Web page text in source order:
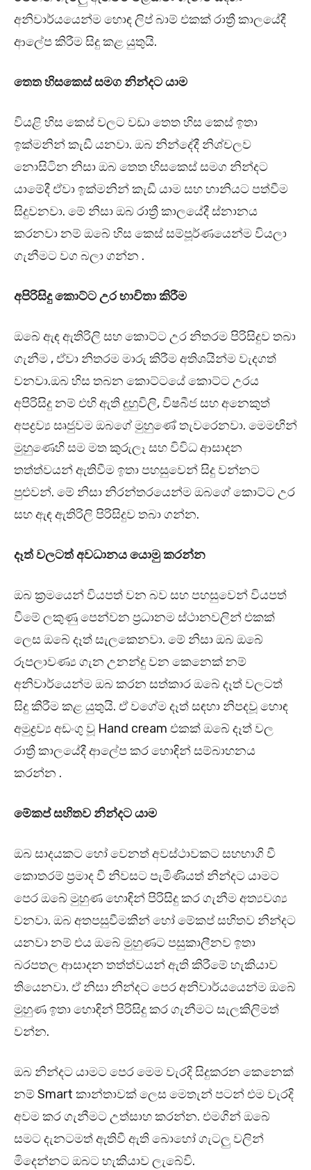
අනිවාර්යයෙන්ම හොඳ ලිප් බාම් එකක් රාත්‍රී කාලයේදී
ආලේප කිරීම සිදු කළ යුතුයි.
තෙත හිසකෙස් සමග නින්දට යාම
වියළි හිස කෙස් වලට වඩා තෙත හිස කෙස් ඉතා
ඉක්මනින් කැඩී යනවා. ඔබ නින්දේදී නිශ්චලව
නොසිටින නිසා ඔබ තෙත හිසකෙස් සමග නින්දට
යාමේදී ඒවා ඉක්මනින් කැඩී යාම සහ හානියට පත්වීම
සිදුවනවා. මේ නිසා ඔබ රාත්‍රී කාලයේදී ස්නානය
කරනවා නම් ඔබේ හිස කෙස් සම්පූර්ණයෙන්ම වියලා
ගැනීමට වග බලා ගන්න .
අපිරිසිදු කොට්ට උර භාවිතා කිරීම
ඔබේ ඇඳ ඇතිරිලි සහ කොට්ට උර නිතරම පිරිසිදුව තබා
ගැනීම , ඒවා නිතරම මාරු කිරීම අතිශයින්ම වැදගත්
වනවා.ඔබ හිස තබන කොට්ටයේ කොට්ට උරය
අපිරිසිදු නම් එහි ඇති දුහුවිලි, විෂබීජ සහ අනෙකුත්
අපද්‍රව්‍ය සෘජුවම ඔබගේ මුහුණේ තැවරෙනවා. මෙමඟින්
මුහුණෙහි සම මත කුරුලෑ සහ විවිධ ආසාදන
තත්ත්වයන් ඇතිවීම ඉතා පහසුවෙන් සිදු වන්නට
පුළුවන්. මේ නිසා නිරන්තරයෙන්ම ඔබගේ කොට්ට උර
සහ ඇඳ ඇතිරිලි පිරිසිදුව තබා ගන්න.
දෑත් වලටත් අවධානය යොමු කරන්න
ඔබ ක්‍රමයෙන් වියපත් වන බව සහ පහසුවෙන් වියපත්
වීමේ ලකුණු පෙන්වන ප්‍රධානම ස්ථානවලින් එකක්
ලෙස ඔබේ දෑත් සැලකෙනවා. මේ නිසා ඔබ ඔබේ
රූපලාවණ්‍ය ගැන උනන්දු වන කෙනෙක් නම්
අනිවාර්යෙන්ම ඔබ කරන සත්කාර ඔබේ දෑත් වලටත්
සිදු කිරීම කළ යුතුයි. ඒ වගේම දෑත් සඳහා නිපදවූ හොඳ
අමුද්‍රව්‍ය අඩංගු වූ Hand cream එකක් ඔබේ දෑත් වල
රාත්‍රී කාලයේදී ආලේප කර හොඳින් සම්බාහනය
කරන්න .
මේකප් සහිතව නින්දට යාම
ඔබ සාදයකට හෝ වෙනත් අවස්ථාවකට සහභාගි වී
කොතරම් ප්‍රමාද වී නිවසට පැමිණියත් නින්දට යාමට
පෙර ඔබේ මුහුණ හොඳින් පිරිසිදු කර ගැනීම අත්‍යවශ්‍ය
වනවා. ඔබ අතපසුවීමකින් හෝ මේකප් සහිතව නින්දට
යනවා නම් එය ඔබේ මුහුණට පසුකාලීනව ඉතා
බරපතල ආසාදන තත්ත්වයන් ඇති කිරීමේ හැකියාව
තියෙනවා. ඒ නිසා නින්දට පෙර අනිවාර්යයෙන්ම ඔබේ
මුහුණ ඉතා හොඳින් පිරිසිදු කර ගැනීමට සැලකිලිමත්
වන්න.
ඔබ නින්දට යාමට පෙර මෙම වැරදි සිදුකරන කෙනෙක්
නම් Smart කාන්තාවක් ලෙස මෙතැන් පටන් එම වැරදි
අවම කර ගැනීමට උත්සාහ කරන්න. එමගින් ඔබේ
සමට දැනටමත් ඇතිවී ඇති බොහෝ ගැටලු වලින්
මිදෙන්නට ඔබට හැකියාව ලැබේවි.